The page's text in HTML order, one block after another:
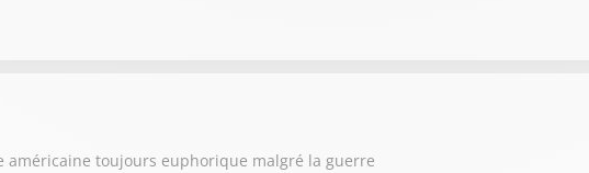
américaine toujours euphorique malgré la guerre